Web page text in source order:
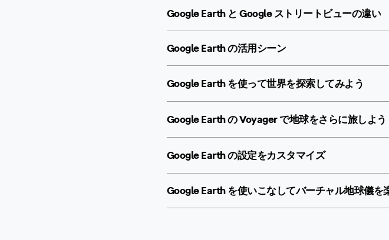
Google Earth と Google ストリートビューの違い
Google Earth の活用シーン
Google Earth を使って世界を探索してみよう
Google Earth の Voyager で地球をさらに旅しよう
Google Earth の設定をカスタマイズ
Google Earth を使いこなしてバーチャル地球儀を